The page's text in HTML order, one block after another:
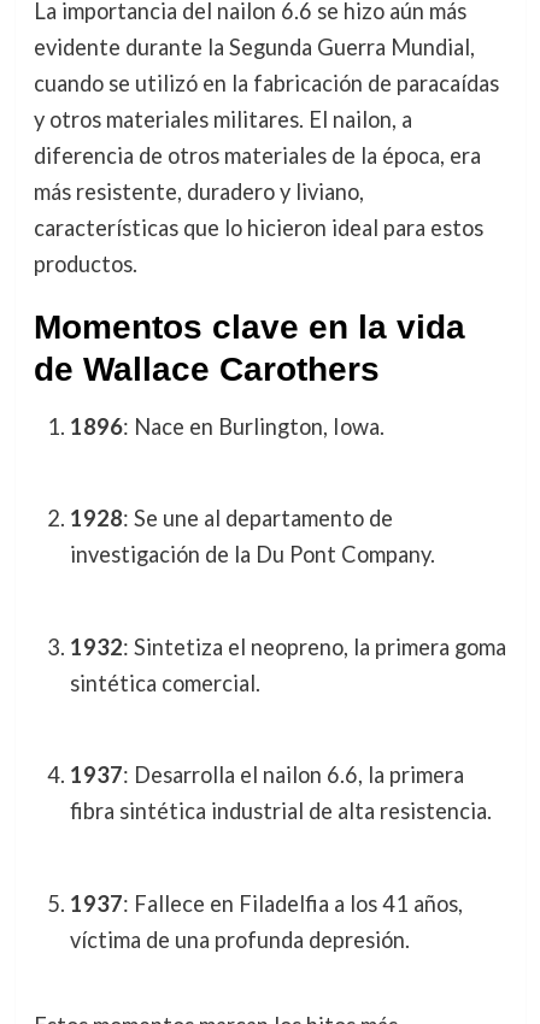
La importancia del nailon 6.6 se hizo aún más
evidente durante la Segunda Guerra Mundial,
cuando se utilizó en la fabricación de paracaídas
y otros materiales militares. El nailon, a
diferencia de otros materiales de la época, era
más resistente, duradero y liviano,
características que lo hicieron ideal para estos
productos.
Momentos clave en la vida
de Wallace Carothers
1896: Nace en Burlington, Iowa.
1928: Se une al departamento de
investigación de la Du Pont Company.
1932: Sintetiza el neopreno, la primera goma
sintética comercial.
1937: Desarrolla el nailon 6.6, la primera
fibra sintética industrial de alta resistencia.
1937: Fallece en Filadelfia a los 41 años,
víctima de una profunda depresión.